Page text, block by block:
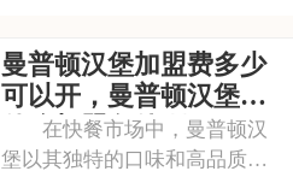
格和温馨的氛围让人仿佛穿越
时空，感受到浓厚的茶文化。
每一款茶饮都选用上
曼普顿汉堡加盟费多少
可以开，曼普顿汉堡有
什么加盟条件呀
在快餐市场中，曼普顿汉
堡以其独特的口味和高品质的